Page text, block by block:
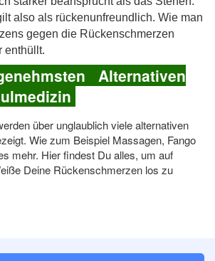
also als rückenunfreundlich. Wie man
gegen die Rückenschmerzen
enthüllt.
Alternativen
über unglaublich viele alternativen
Wie zum Beispiel Massagen, Fango
mehr. Hier findest Du alles, um auf
Deine Rückenschmerzen los zu